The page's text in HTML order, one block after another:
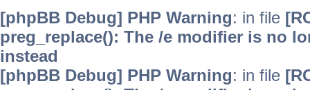
[phpBB Debug] PHP Warning: in file
preg_replace(): The /e modifier is no
instead
[phpBB Debug] PHP Warning: in file